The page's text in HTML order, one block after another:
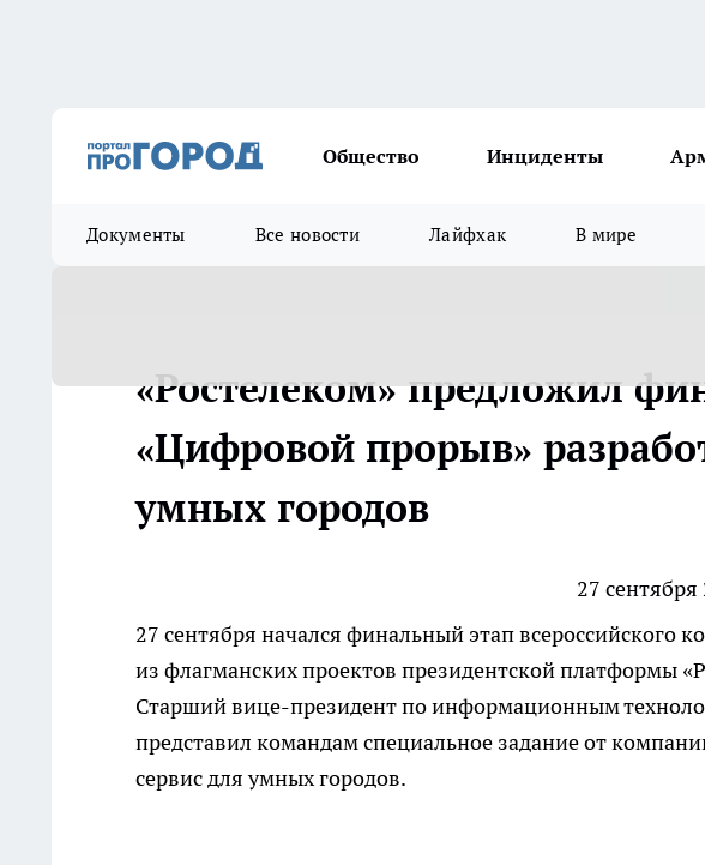
Общество Инциденты
Документы Все новости Лайфхак В мире
«Ростелеком» предложил
«Цифровой прорыв»
умных городов
27 сентября
27 сентября начался финальный этап всероссийского
из флагманских проектов президентской платформы
Старший вице-президент по информационным
представил командам специальное задание от
сервис для умных городов.